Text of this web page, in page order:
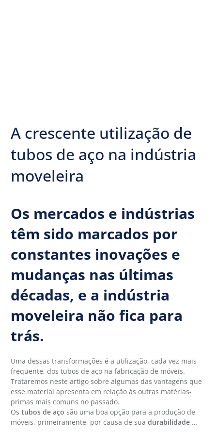
A crescente utilização de
tubos de aço na indústria
moveleira
Os mercados e indústrias
têm sido marcados por
constantes inovações e
mudanças nas últimas
décadas, e a indústria
moveleira não fica para
trás.
Uma dessas transformações é a utilização, cada vez mais
frequente, dos tubos de aço na fabricação de móveis.
Trataremos neste artigo sobre algumas das vantagens que
esse material apresenta em relação às outras matérias-
primas mais comuns no passado.
Os tubos de aço são uma boa opção para a produção de
móveis, primeiramente, por causa de sua durabilidade …